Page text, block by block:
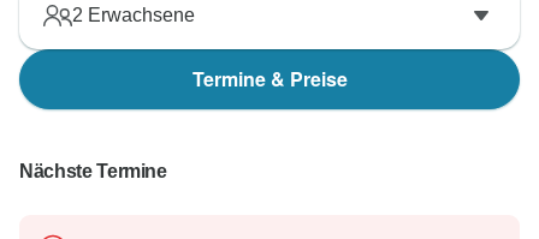
2 Erwachsene
Termine & Preise
Nächste Termine